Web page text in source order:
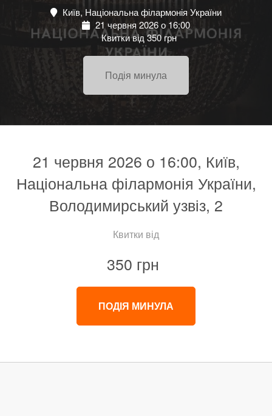
Київ, Національна філармонія України
21 червня 2026 о 16:00
Квитки від 350 грн
Подія минула
21 червня 2026 о 16:00, Київ,
Національна філармонія України,
Володимирський узвіз, 2
Квитки від
350 грн
ПОДІЯ МИНУЛА